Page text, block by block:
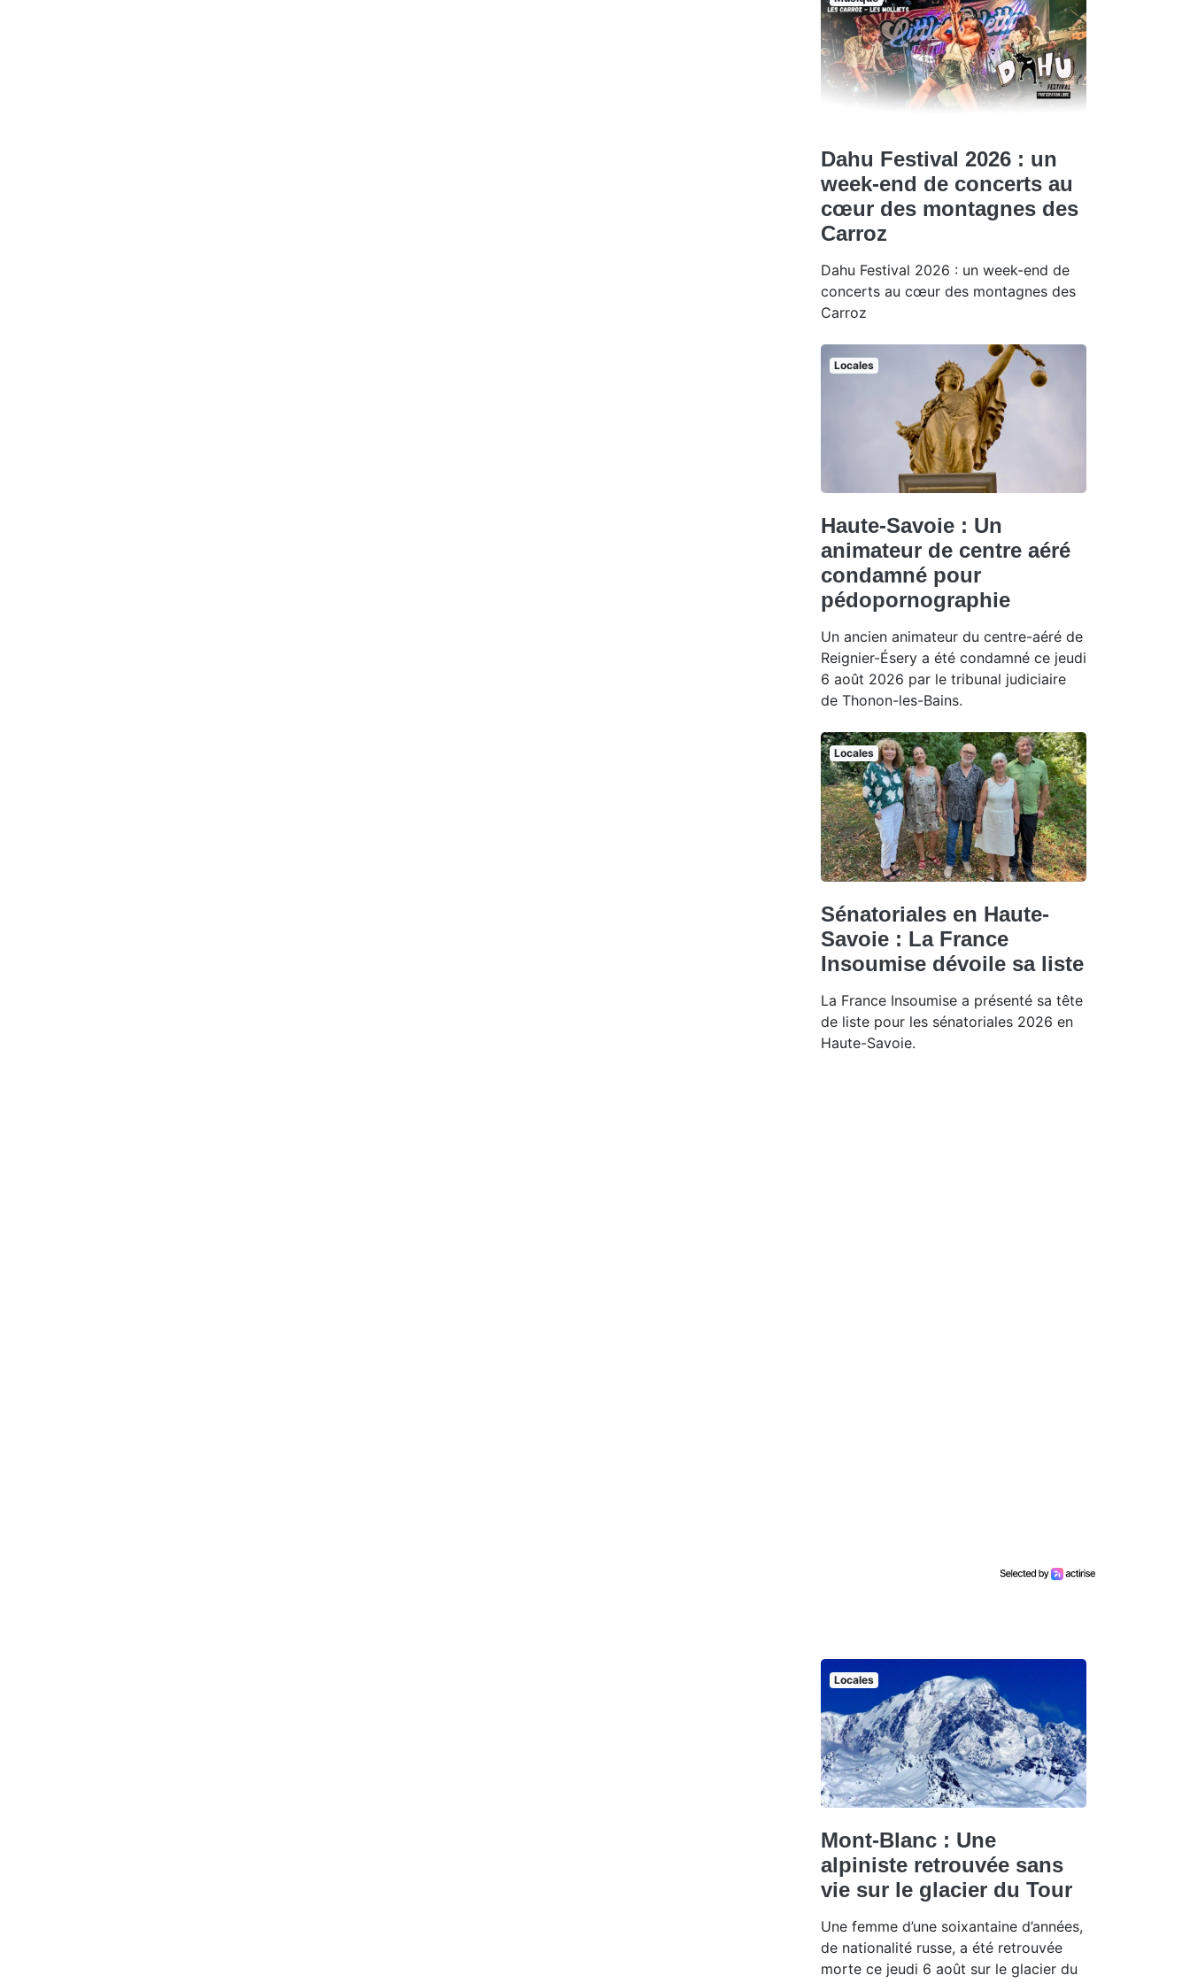
Dahu Festival 2026 : un
week-end de concerts au
cœur des montagnes des
Carroz
Dahu Festival 2026 : un week-end de
concerts au cœur des montagnes des
Carroz
Locales
Haute-Savoie : Un
animateur de centre aéré
condamné pour
pédopornographie
Un ancien animateur du centre-aéré de
Reignier-Ésery a été condamné ce jeudi
6 août 2026 par le tribunal judiciaire
de Thonon-les-Bains.
Locales
Sénatoriales en Haute-
Savoie : La France
Insoumise dévoile sa liste
La France Insoumise a présenté sa tête
de liste pour les sénatoriales 2026 en
Haute-Savoie.
Locales
Mont-Blanc : Une
alpiniste retrouvée sans
vie sur le glacier du Tour
Une femme d’une soixantaine d’années,
de nationalité russe, a été retrouvée
morte ce jeudi 6 août sur le glacier du